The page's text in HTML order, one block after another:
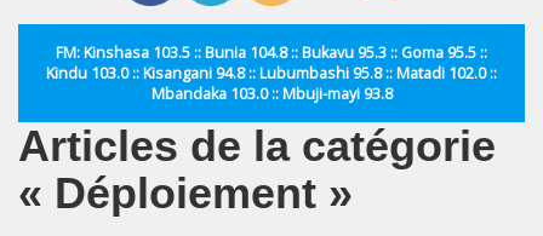
FM: Kinshasa 103.5 :: Bunia 104.8 :: Bukavu 95.3 :: Goma 95.5 ::
Kindu 103.0 :: Kisangani 94.8 :: Lubumbashi 95.8 :: Matadi 102.0 ::
Mbandaka 103.0 :: Mbuji-mayi 93.8
Articles de la catégorie
« Déploiement »